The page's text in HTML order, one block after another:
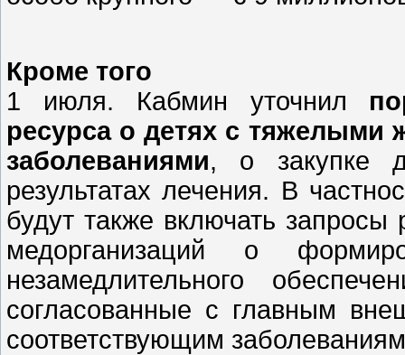
Кроме того
1 июля. Кабмин уточнил
ресурса о детях с
заболеваниями, о закупке
результатах лечения. В
будут также включать
медорганизаций о
незамедлительного
согласованные с главным
соответствующим